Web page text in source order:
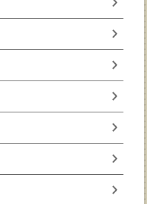
chevron_right
chevron_right
chevron_right
chevron_right
chevron_right
chevron_right